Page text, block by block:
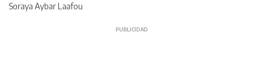
Soraya Aybar Laafou